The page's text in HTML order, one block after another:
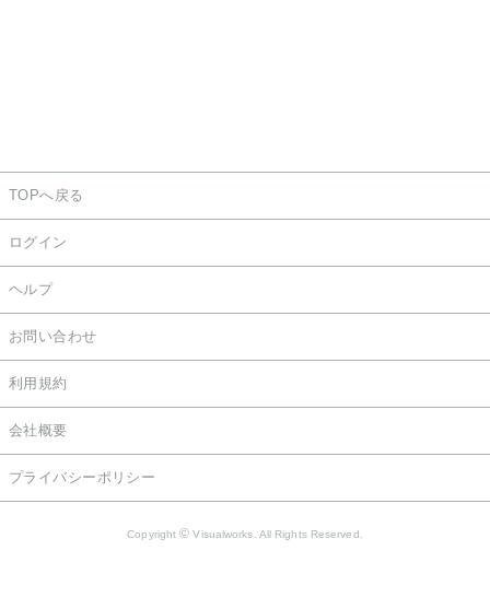
TOPへ戻る
ログイン
ヘルプ
お問い合わせ
利用規約
会社概要
プライバシーポリシー
Copyright© Visualworks. All Rights Reserved.